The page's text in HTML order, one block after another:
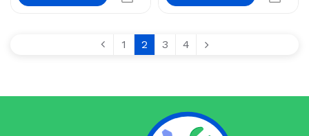
1 2 3 4